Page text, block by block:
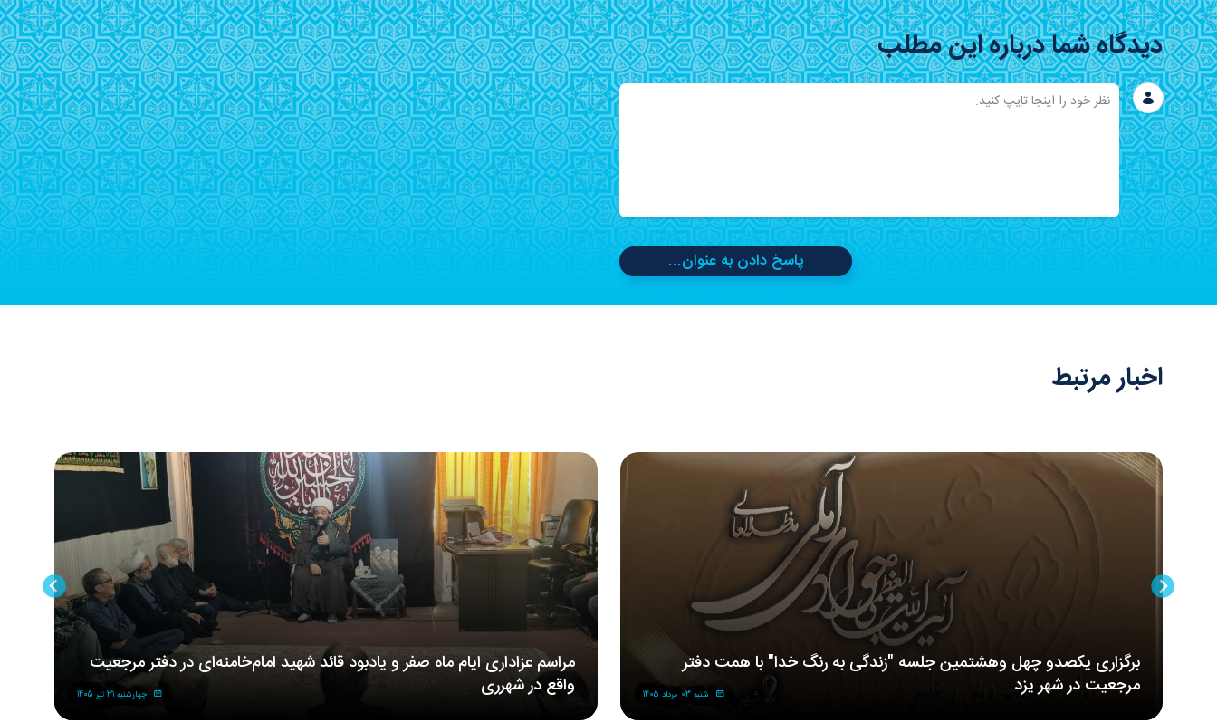
دیدگاه شما درباره این مطلب
پاسخ دادن به عنوان...
اخبار مرتبط
برگزاری یکصدو چهل وهشتمین جلسه "زندگی به رنگ خدا" با همت دفتر
مرجعیت در شهر یزد
شنبه 03 مرداد 1405
مراسم‌ عزاداری‌ ایام ماه صفر و یادبود قائد شهید امام‌خامنه‌ای در دفتر مرجعیت
واقع در شهرری
چهارشنبه 31 تیر 1405